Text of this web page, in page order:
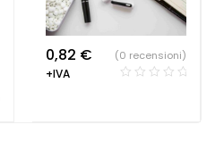
0,82 €
+IVA
(0 recensioni)